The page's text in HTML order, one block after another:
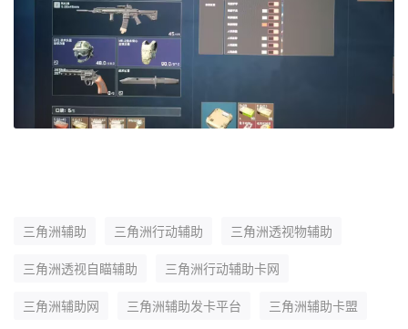
三角洲辅助 三角洲行动辅助 三角洲透视物辅助
三角洲透视自瞄辅助 三角洲行动辅助卡网
三角洲辅助网 三角洲辅助发卡平台 三角洲辅助卡盟